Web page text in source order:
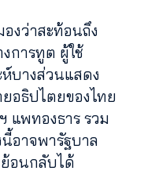
งว่าสะท้อนถึง
การทูต ผู้ใช้
บางส่วนแสดง
อธิปไตยของไทย
แพทองธาร รวม
อาจพารัฐบาล
อนกลับได้